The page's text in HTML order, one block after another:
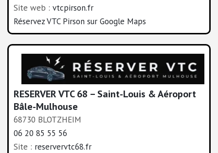
Site web : vtcpirson.fr
Réservez VTC Pirson sur Google Maps
RESERVER VTC 68 – Saint-Louis & Aéroport
Bâle-Mulhouse
68730 BLOTZHEIM
06 20 85 55 56
Site : reservervtc68.fr